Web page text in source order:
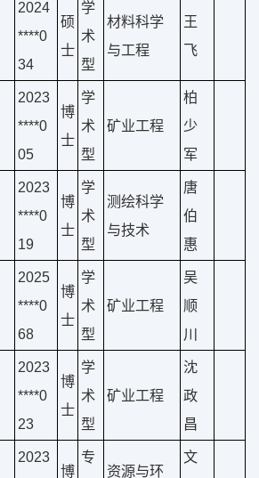
2024
****0
34
硕
士
学
术
型
材料科学
与工程
王
飞
2023
****0
05
博
士
学
术
型
矿业工程
柏
少
军
2023
****0
19
博
士
学
术
型
测绘科学
与技术
唐
伯
惠
2025
****0
68
博
士
学
术
型
矿业工程
吴
顺
川
2023
****0
23
博
士
学
术
型
矿业工程
沈
政
昌
2023
博
专
资源与环
文